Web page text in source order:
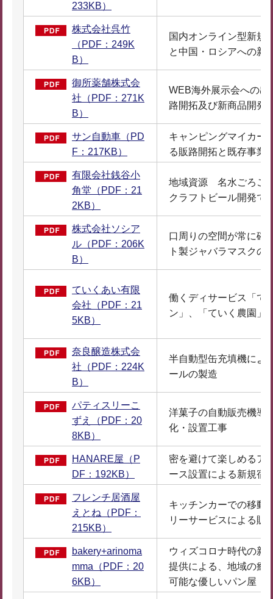
233KB）
株式会社呉竹
（PDF：249K
B）
国内オンライン型新規
と中国・ロシアへの新
御所薬舗株式会
社（PDF：271K
B）
WEB海外展示会への出
路開拓及び新商品開発
サン自動車（PD
F：217KB）
キャンピングマイカー
る販路開拓と既存事業
有限会社銭谷小
角堂（PDF：21
2KB）
地域資源 名水ごろご
クラフトビール開発で
株式会社ソシア
ル（PDF：206K
B）
口周りの空間が常に確
ト製ジャバラマスクの
ていくあい有限
会社（PDF：21
5KB）
働くディサービス「て
ン」、「ていく農園」
奈良醸造株式会
社（PDF：224K
B）
半自動型缶充填機によ
ールの製造
パティスリーこ
ずえ（PDF：20
8KB）
洋菓子の自動販売機導
化・設置工事
HANARE屋（P
DF：192KB）
密を避けて楽しめるア
ース設置による新規宿
フレンチ居酒屋
えとね（PDF：
215KB）
キッチンカーでの移動
リーサービスによる販
bakery+arinoma
mma（PDF：20
6KB）
ウィズコロナ時代の新
提供による、地域の癒
可能な優しいパン屋